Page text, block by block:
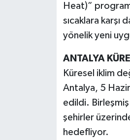
Heat)”
sıcaklara karşı
yönelik yeni
ANTALYA
Küresel iklim
Antalya, 5
edildi. Birleşmiş
şehirler
hedefliyor.